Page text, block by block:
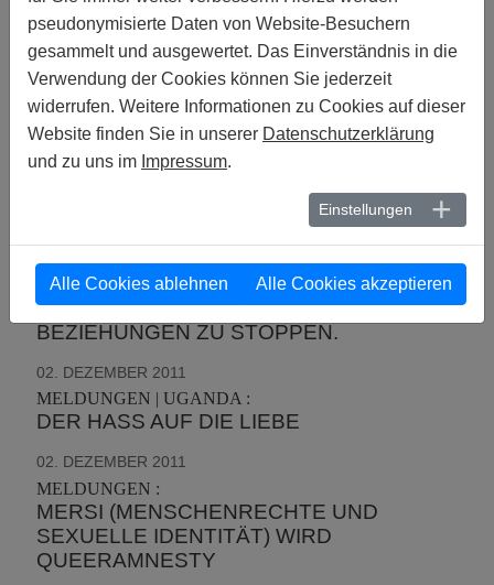
MELDUNGEN | VEREINTE NATIONEN :
VEREINTE NATIONEN: DIE HOHE UN-
KOMMISSARIN FÜR MENSCHENRECHTE
GIBT EINEN BAHNBRECHENDEN
ORIENTIERUNG UND GENDER-
IDENTITÄT HERAUS
AMNESTY INTERNATIONAL ERMAHNT
NIGERIA, DEN GESETZENTWURF ZUM
VERBOT GLEICHGESCHLECHTLICHER
BEZIEHUNGEN ZU STOPPEN.
02. DEZEMBER 2011
MELDUNGEN | UGANDA :
DER HASS AUF DIE LIEBE
02. DEZEMBER 2011
MELDUNGEN :
MERSI (MENSCHENRECHTE UND
SEXUELLE IDENTITÄT) WIRD
QUEERAMNESTY
pseudonymisierte Daten von Website-Besuchern
gesammelt und ausgewertet. Das Einverständnis in die
Verwendung der Cookies können Sie jederzeit
widerrufen. Weitere Informationen zu Cookies auf dieser
Website finden Sie in unserer Datenschutzerklärung
und zu uns im Impressum.
Einstellungen
Alle Cookies ablehnen Alle Cookies akzeptieren